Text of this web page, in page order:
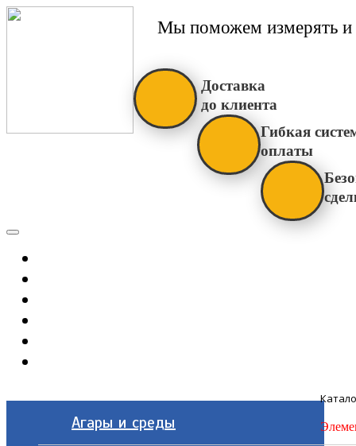
Мы поможем измерять и
Доставка
до клиента
Гибкая
оплаты
Агары и среды